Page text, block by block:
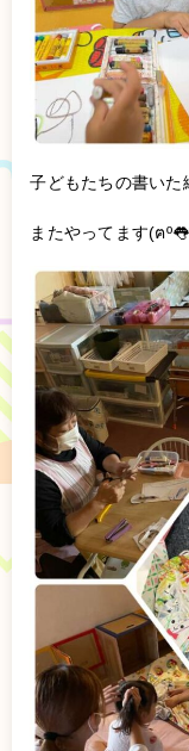
子どもたちの書いた
またやってます(ฅ